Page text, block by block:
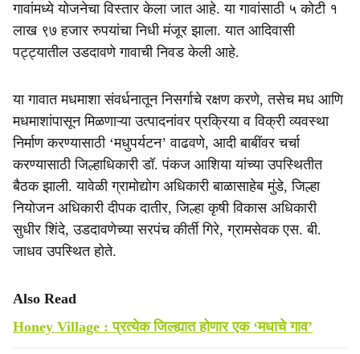
गावांमध्ये योजनेचा विस्तार केला जात आहे. या गावांसाठी ५ कोटी १
लाख ९७ हजार रुपयांचा निधी मंजूर झाला. यात आदिवासी
पट्ट्यातील उडदावणे गावाची निवड केली आहे.
या गावात मधमाशा संवर्धनातून निसर्गाचे रक्षण करणे, तसेच मध आणि
मधमाशांपासून मिळणाऱ्या उत्पादनांवर प्रक्रिया व विक्री व्यवस्था
निर्माण करण्यासाठी ‘मधुपर्यटन’ वाढवणे, आदी बाबींवर चर्चा
करण्यासाठी जिल्हाधिकारी डॉ. पंकज आशिया यांच्या उपस्थितीत
बैठक झाली. यावेळी ग्रामोद्योग अधिकारी बाळासाहेब मुंडे, जिल्हा
नियोजन अधिकारी दीपक दातीर, जिल्हा कृषी विकास अधिकारी
सुधीर शिंदे, उडदावणेच्या सरपंच कीर्ती गिरे, ग्रामसेवक एस. बी.
जाधव उपस्थित होते.
Also Read
Honey Village : प्रत्येक जिल्ह्यात होणार एक ‘मधाचे गाव’